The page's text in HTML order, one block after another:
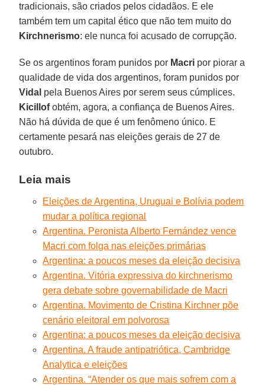
tradicionais, são criados pelos cidadãos. E ele
também tem um capital ético que não tem muito do
Kirchnerismo: ele nunca foi acusado de corrupção.
Se os argentinos foram punidos por Macri por piorar a
qualidade de vida dos argentinos, foram punidos por
Vidal pela Buenos Aires por serem seus cúmplices.
Kicillofobtém, agora, a confiança de Buenos Aires.
Não há dúvida de que é um fenômeno único. E
certamente pesará nas eleições gerais de 27 de
outubro.
Leia mais
Eleições de Argentina, Uruguai e Bolívia podem
mudar a política regional
Argentina. Peronista Alberto Fernández vence
Macri com folga nas eleições primárias
Argentina: a poucos meses da eleição decisiva
Argentina. Vitória expressiva do kirchnerismo
gera debate sobre governabilidade de Macri
Argentina. Movimento de Cristina Kirchner põe
cenário eleitoral em polvorosa
Argentina: a poucos meses da eleição decisiva
Argentina. A fraude antipatriótica, Cambridge
Analytica e eleições
Argentina. “Atender os que mais sofrem com a